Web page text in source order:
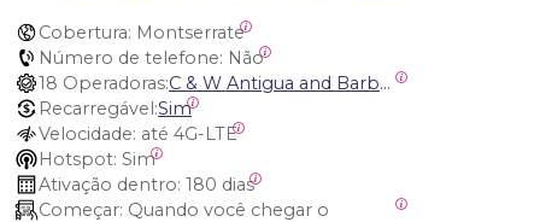
Cobertura: Montserrate
Número de telefone: Não
18 Operadoras:
C & W Antigua and Barbuda, Cable and Wireless Anguilla, Cable & Wireless - LIME, Setel Netherlands Antilles, BTC Bahamas, C&W (Flow), Claro, Bouygues/DigiCel, Dauphin, Free, Cable & Wireless Jamaica, Cable & Wireless Saint Kitts and Nevis, Cable & Wireless Saint Lucia, Cable & Wireless Montserrat, Liberty, Telephone Company Puerto Rico , Cable & Wireless, C & W Saint Vincent and Grenadines
Recarregável:Sim
Velocidade: até 4G-LTE
Hotspot: Sim
Ativação dentro: 180 dias
Começar: